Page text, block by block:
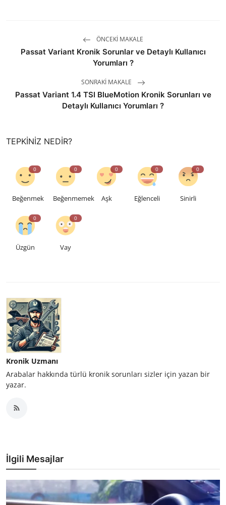
ÖNCEKI MAKALE
Passat Variant Kronik Sorunlar ve Detaylı Kullanıcı
Yorumları ?
SONRAKI MAKALE
Passat Variant 1.4 TSI BlueMotion Kronik Sorunları ve
Detaylı Kullanıcı Yorumları ?
TEPKINIZ NEDIR?
0
Beğenmek
0
Beğenmemek
0
Aşk
0
Eğlenceli
0
Sinirli
0
Üzgün
0
Vay
Kronik Uzmanı
Arabalar hakkında türlü kronik sorunları sizler için yazan bir
yazar.
İlgili Mesajlar